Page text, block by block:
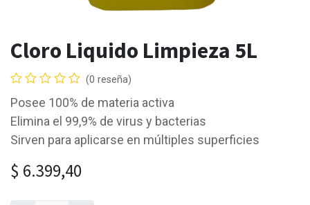
Cloro Liquido Limpieza 5L
(0 reseña)
Posee 100% de materia activa
Elimina el 99,9% de virus y bacterias
Sirven para aplicarse en múltiples superficies
$ 6.399,40